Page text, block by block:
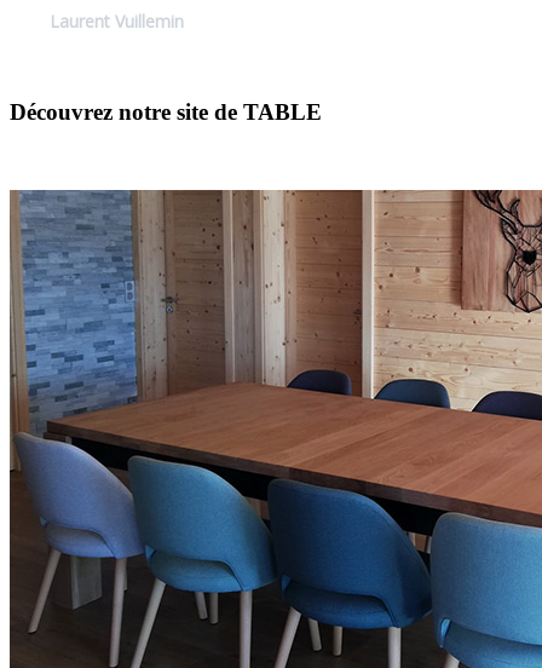
Laurent Vuillemin
Découvrez notre site de TABLE